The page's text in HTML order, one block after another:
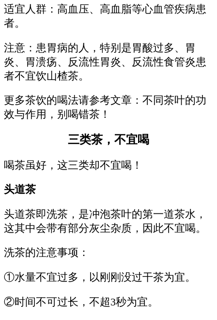
适宜人群：高血压、高血脂等心血管疾病患
者。
注意：患胃病的人，特别是胃酸过多、胃
炎、胃溃疡、反流性胃炎、反流性食管炎患
者不宜饮山楂茶。
更多茶饮的喝法请参考文章：不同茶叶的功
效与作用，别喝错茶！
三类茶，不宜喝
喝茶虽好，这三类却不宜喝！
头道茶
头道茶即洗茶，是冲泡茶叶的第一道茶水，
这其中会带有部分灰尘杂质，因此不宜喝。
洗茶的注意事项：
①水量不宜过多，以刚刚没过干茶为宜。
②时间不可过长，不超3秒为宜。